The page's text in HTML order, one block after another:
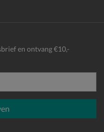
en ontvang €10,-